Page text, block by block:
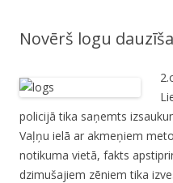
Novērš logu
policijā tika saņemts
Vaļņu ielā ar akmeņiem
notikuma vietā, fakts
dzimušajiem zēniem tika